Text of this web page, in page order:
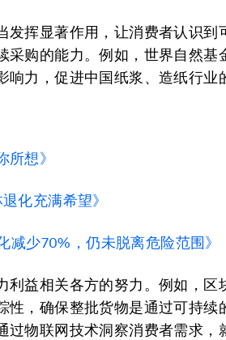
发挥显著作用，让消费者认识到
采购的能力。例如，世界自然基
响力，促进中国纸浆、造纸行业
所想》
化充满希望》
减少70%，仍未脱离危险范围》
利益相关各方的努力。例如，区
性，确保整批货物是通过可持续
过物联网技术洞察消费者需求，